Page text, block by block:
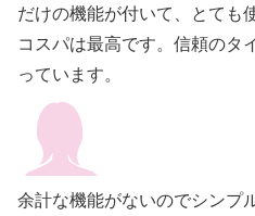
だけの機能が付いて、とても
コスパは最高です。信頼のタ
っています。
余計な機能がないのでシンプ